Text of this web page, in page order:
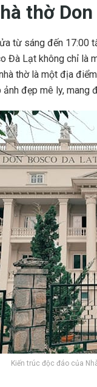
thờ
từ sáng đến 17:00
Đà Lạt không chỉ là
thờ là một địa
đẹp mê ly, mang
Kiến trúc độc đáo của